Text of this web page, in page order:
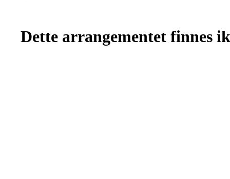
Dette arrangementet finnes